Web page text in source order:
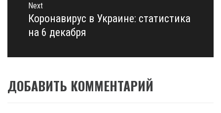
Next
Next
post:
Коронавирус в Украине: статистика
на 6 декабря
ДОБАВИТЬ КОММЕНТАРИЙ